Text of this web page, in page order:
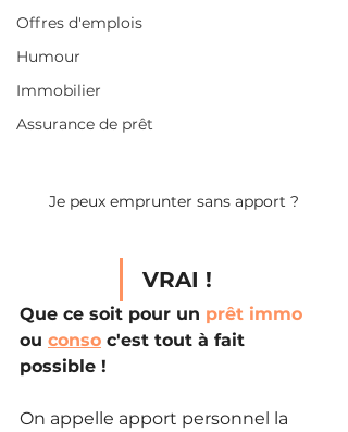
Offres d'emplois
Humour
Immobilier
Assurance de prêt
Je peux emprunter sans apport ?
VRAI !
Que ce soit pour un prêt immo
ou conso c'est tout à fait
possible !
On appelle apport personnel la